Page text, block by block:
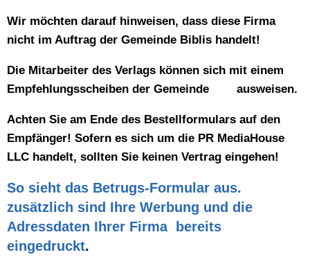
Wir möchten darauf hinweisen, dass diese Firma
nicht im Auftrag der Gemeinde Biblis handelt!
Die Mitarbeiter des Verlags können sich mit einem
Empfehlungsscheiben der Gemeinde ausweisen.
Achten Sie am Ende des Bestellformulars auf den
Empfänger! Sofern es sich um die PR MediaHouse
LLC handelt, sollten Sie keinen Vertrag eingehen!
So sieht das Betrugs-Formular aus.
zusätzlich sind Ihre Werbung und die
Adressdaten Ihrer Firma bereits
eingedruckt.